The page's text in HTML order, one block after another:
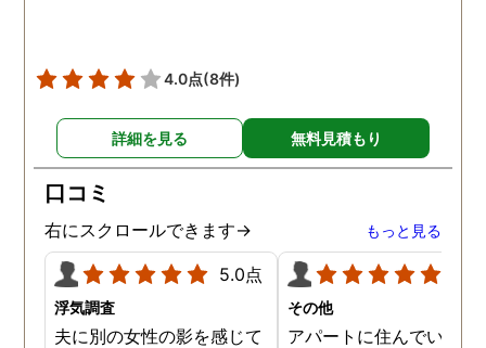
いたのですが、心身ともに
遅くなりましたが、これか
らもスタッフみなさまお身
体に気をつけて、1人でも
多くの方の力になってくだ
さい！ 本当にありがとうご
ざいました。
らいかというところも全
わからない中で、金額は
見素人目には少し高く感
やメンタルケア、そして
際の調査内容などを考え
と非常におすすめです。
貞の証拠をつかむことが
ールではなく、親権をと
4.0点(8件)
詳細を見る 無料見積もり
口コミ
右にスクロールできます→ もっと見る
5.0点
浮気調査
夫に別の女性の影を感じて
その他
アパートに住んでいた際